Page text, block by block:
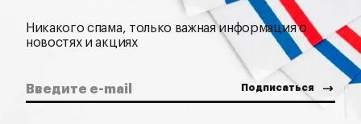
Никакого спама, только важная информация о
новостях и акциях